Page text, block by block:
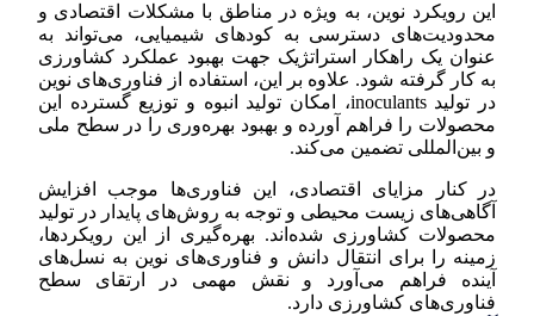
این رویکرد نوین، به ویژه در مناطق با مشکلات اقتصادی و
محدودیت‌های دسترسی به کودهای شیمیایی، می‌تواند به
عنوان یک راهکار استراتژیک جهت بهبود عملکرد کشاورزی
به کار گرفته شود. علاوه بر این، استفاده از فناوری‌های نوین
در تولید inoculants، امکان تولید انبوه و توزیع گسترده این
محصولات را فراهم آورده و بهبود بهره‌وری را در سطح ملی
و بین‌المللی تضمین می‌کند.
در کنار مزایای اقتصادی، این فناوری‌ها موجب افزایش
آگاهی‌های زیست محیطی و توجه به روش‌های پایدار در تولید
محصولات کشاورزی شده‌اند. بهره‌گیری از این رویکردها،
زمینه را برای انتقال دانش و فناوری‌های نوین به نسل‌های
آینده فراهم می‌آورد و نقش مهمی در ارتقای سطح
فناوری‌های کشاورزی دارد.